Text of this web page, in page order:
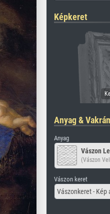
Képkeret
Anyag &
Anyag
Vászon
(Vászon
Vászon keret
Vászonkeret - Kép